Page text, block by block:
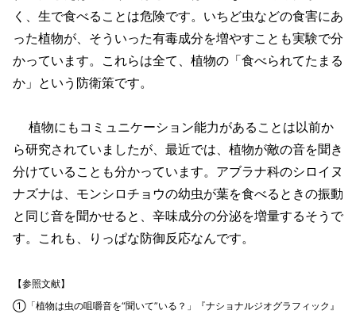
く、生で食べることは危険です。いちど虫などの食害にあ
った植物が、そういった有毒成分を増やすことも実験で分
かっています。これらは全て、植物の「食べられてたまる
か」という防衛策です。
植物にもコミュニケーション能力があることは以前か
ら研究されていましたが、最近では、植物が敵の音を聞き
分けていることも分かっています。アブラナ科のシロイヌ
ナズナは、モンシロチョウの幼虫が葉を食べるときの振動
と同じ音を聞かせると、辛味成分の分泌を増量するそうで
す。これも、りっぱな防御反応なんです。
【参照文献】
①「植物は虫の咀嚼音を“聞いて”いる？」『ナショナルジオグラフィック』